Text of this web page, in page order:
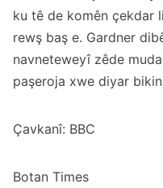
ku tê de komên çekdar
rewş baş e. Gardner
navneteweyî zêde
paşeroja xwe diyar
Çavkanî: BBC
Botan Times